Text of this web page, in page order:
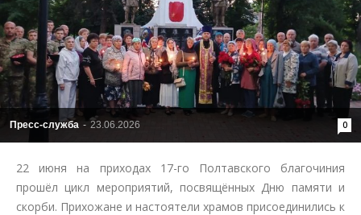
Пресс-служба - 23.06.2026 0
22 июня на приходах 17-го Полтавского благочиния
прошёл цикл мероприятий, посвящённых Дню памяти и
скорби. Прихожане и настоятели храмов присоединились к